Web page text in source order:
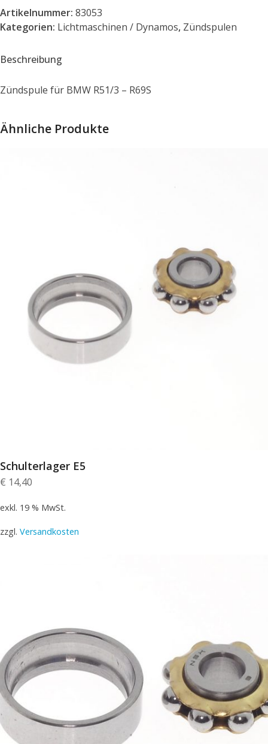
Artikelnummer: 83053
Kategorien: Lichtmaschinen / Dynamos, Zündspulen
Beschreibung
Zündspule für BMW R51/3 – R69S
Ähnliche Produkte
Schulterlager E5
€ 14,40
exkl. 19 % MwSt.
zzgl. Versandkosten